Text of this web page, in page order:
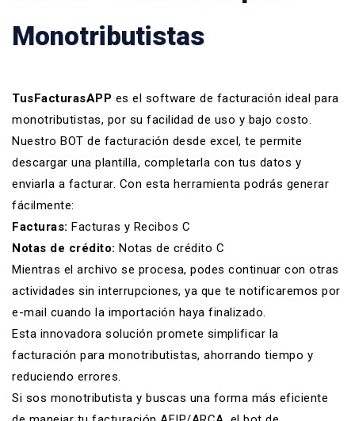
Monotributistas
TusFacturasAPP es el software de facturación ideal para
monotributistas, por su facilidad de uso y bajo costo.
Nuestro BOT de facturación desde excel, te permite
descargar una plantilla, completarla con tus datos y
enviarla a facturar. Con esta herramienta podrás generar
fácilmente:
Facturas: Facturas y Recibos C
Notas de crédito: Notas de crédito C
Mientras el archivo se procesa, podes continuar con otras
actividades sin interrupciones, ya que te notificaremos por
e-mail cuando la importación haya finalizado.
Esta innovadora solución promete simplificar la
facturación para monotributistas, ahorrando tiempo y
reduciendo errores.
Si sos monotributista y buscas una forma más eficiente